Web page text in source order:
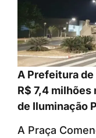
A Prefeitura
R$ 7,4 milhões
de Iluminação
A Praça